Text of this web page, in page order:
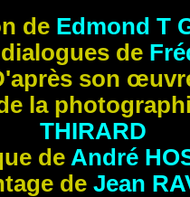
de Edmond T
de
son
la photogra
THIRARD
de André
de Jean